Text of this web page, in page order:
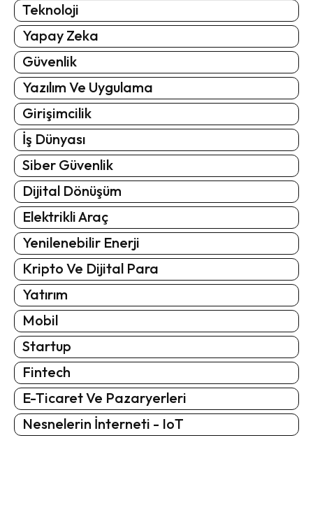
Teknoloji
Yapay Zeka
Güvenlik
Yazılım Ve Uygulama
Girişimcilik
İş Dünyası
Siber Güvenlik
Dijital Dönüşüm
Elektrikli Araç
Yenilenebilir Enerji
Kripto Ve Dijital Para
Yatırım
Mobil
Startup
Fintech
E-Ticaret Ve Pazaryerleri
Nesnelerin İnterneti - IoT